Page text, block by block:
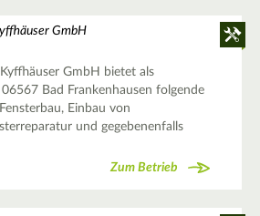
GmbH
GmbH bietet als
Bad Frankenhausen folgende
Einbau von
und gegebenenfalls
Zum Betrieb